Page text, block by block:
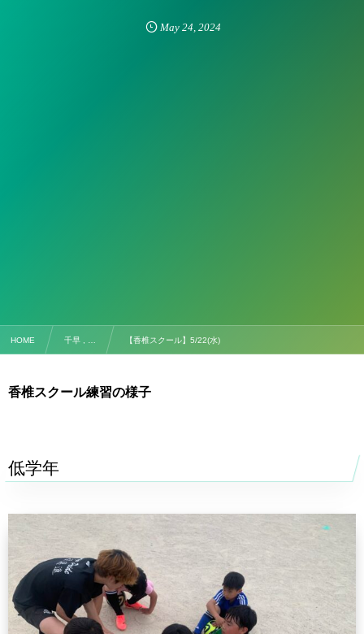
May 24 ,2024
HOME 千早 , … 【香椎スクール】5/22(水)
香椎スクール練習の様子
低学年